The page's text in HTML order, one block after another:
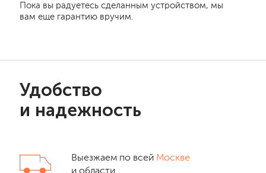
Пока вы радуетесь сделанным устройством, мы
вам еще гарантию вручим.
Удобство
и надежность
Выезжаем по всей Москве
и области